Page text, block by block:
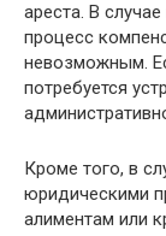
ареста. В
процесс
невозможным.
потребуется
Кроме того, в
юридическими
алиментам или